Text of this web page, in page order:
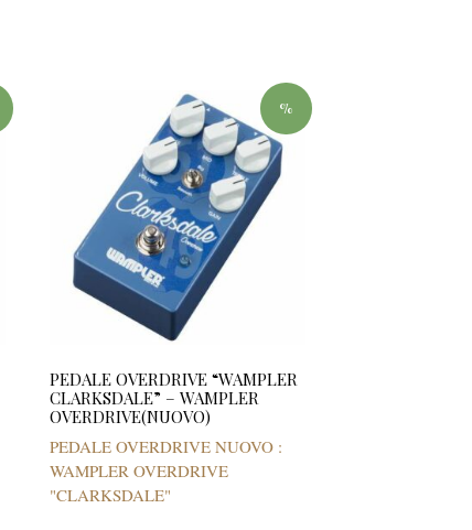
%
PEDALE OVERDRIVE “WAMPLER
CLARKSDALE” – WAMPLER
OVERDRIVE(NUOVO)
PEDALE OVERDRIVE NUOVO :
WAMPLER OVERDRIVE
"CLARKSDALE"